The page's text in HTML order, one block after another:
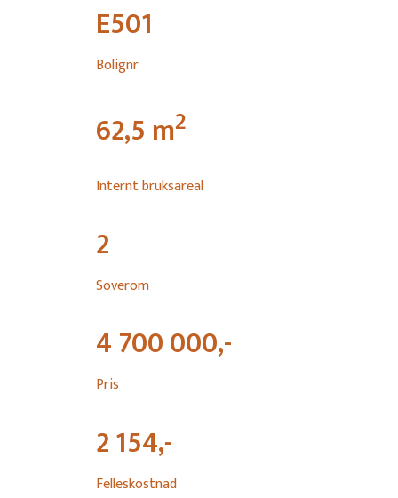
E501
Bolignr
62,5 m2
Internt bruksareal
2
Soverom
4 700 000,-
Pris
2 154,-
Felleskostnad